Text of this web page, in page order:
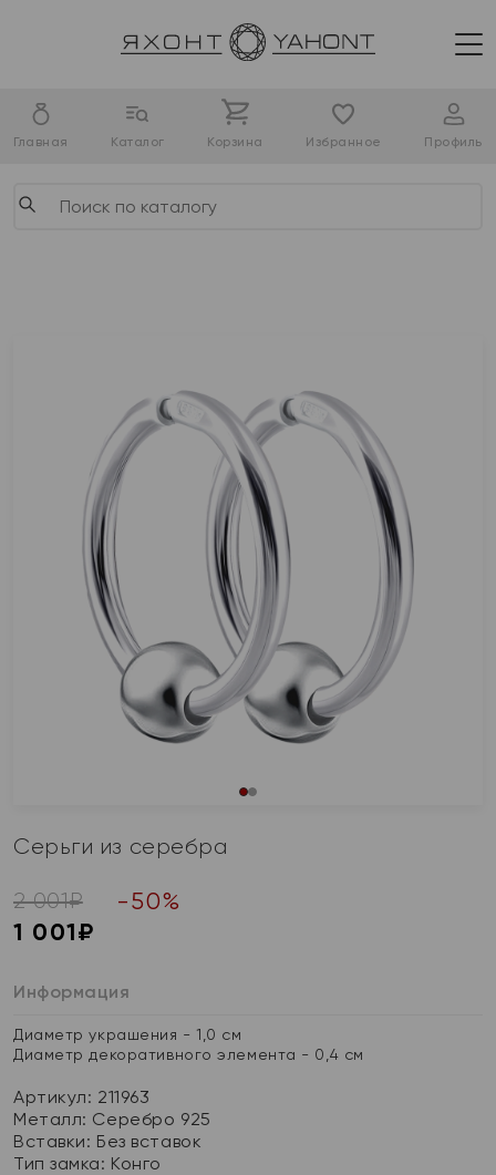
Главная Каталог Корзина Избранное Профиль
Серьги из серебра
2 001₽ -50%
1 001₽
Информация
Диаметр украшения - 1,0 см
Диаметр декоративного элемента - 0,4 см
Артикул: 211963
Металл: Серебро 925
Вставки: Без вставок
Тип замка: Конго